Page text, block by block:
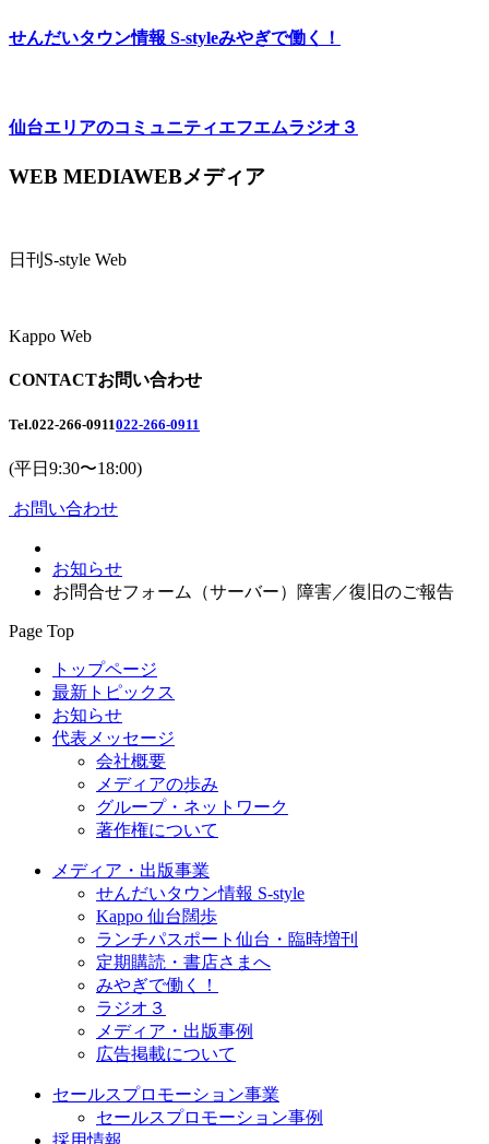
せんだいタウン情報 S-styleみやぎで働く！
仙台エリアのコミュニティエフエムラジオ３
WEB MEDIAWEBメディア
日刊S-style Web
Kappo Web
CONTACTお問い合わせ
Tel.022-266-0911022-266-0911
(平日9:30〜18:00)
お問い合わせ
お知らせ
お問合せフォーム（サーバー）障害／復旧のご報告
Page Top
トップページ
最新トピックス
お知らせ
代表メッセージ
会社概要
メディアの歩み
グループ・ネットワーク
著作権について
メディア・出版事業
せんだいタウン情報 S-style
Kappo 仙台闊歩
ランチパスポート仙台・臨時増刊
定期購読・書店さまへ
みやぎで働く！
ラジオ３
メディア・出版事例
広告掲載について
セールスプロモーション事業
セールスプロモーション事例